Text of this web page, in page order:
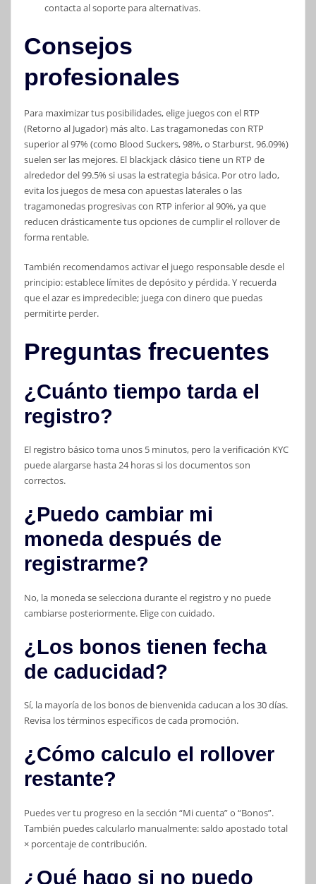
contacta al soporte para alternativas.
Consejos
profesionales
Para maximizar tus posibilidades, elige juegos con el RTP
(Retorno al Jugador) más alto. Las tragamonedas con RTP
superior al 97% (como Blood Suckers, 98%, o Starburst, 96.09%)
suelen ser las mejores. El blackjack clásico tiene un RTP de
alrededor del 99.5% si usas la estrategia básica. Por otro lado,
evita los juegos de mesa con apuestas laterales o las
tragamonedas progresivas con RTP inferior al 90%, ya que
reducen drásticamente tus opciones de cumplir el rollover de
forma rentable.
También recomendamos activar el juego responsable desde el
principio: establece límites de depósito y pérdida. Y recuerda
que el azar es impredecible; juega con dinero que puedas
permitirte perder.
Preguntas frecuentes
¿Cuánto tiempo tarda el
registro?
El registro básico toma unos 5 minutos, pero la verificación KYC
puede alargarse hasta 24 horas si los documentos son
correctos.
¿Puedo cambiar mi
moneda después de
registrarme?
No, la moneda se selecciona durante el registro y no puede
cambiarse posteriormente. Elige con cuidado.
¿Los bonos tienen fecha
de caducidad?
Sí, la mayoría de los bonos de bienvenida caducan a los 30 días.
Revisa los términos específicos de cada promoción.
¿Cómo calculo el rollover
restante?
Puedes ver tu progreso en la sección “Mi cuenta” o “Bonos”.
También puedes calcularlo manualmente: saldo apostado total
× porcentaje de contribución.
¿Qué hago si no puedo